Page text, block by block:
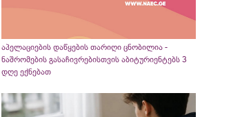
აპელაციების დაწყების თარიღი ცნობილია -
ნაშრომების გასაჩივრებისთვის აბიტურიენტებს 3
დღე ექნებათ